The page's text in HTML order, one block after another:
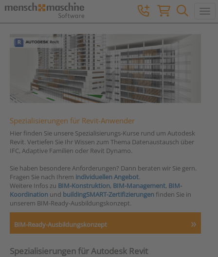
Spezialisierungen für Revit-Anwender
Hier finden Sie unsere Spezialisierungs-Kurse rund um Autodesk
Revit. Vertiefen Sie Ihr Wissen zum Thema Datenaustausch über
IFC, Adaptive Familien oder Revit Dynamo.
Sie haben besondere Anforderungen? Dann beraten wir Sie gern.
Fragen Sie nach Ihrem individuellen Angebot.
Weitere Infos zu BIM-Konstruktion, BIM-Management, BIM-
Koordination und buildingSMART-Zertifizierungenfinden Sie in
unserem BIM-Ready-Ausbildungskonzept.
BIM-Ready-Ausbildungskonzept
Spezialisierungen für Autodesk Revit